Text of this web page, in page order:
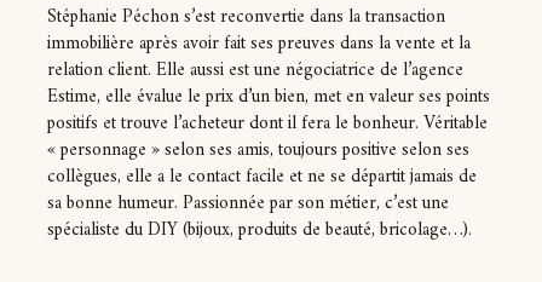
Stéphanie Péchon s’est reconvertie dans la transaction
immobilière après avoir fait ses preuves dans la vente et la
relation client. Elle aussi est une négociatrice de l’agence
Estime, elle évalue le prix d’un bien, met en valeur ses points
positifs et trouve l’acheteur dont il fera le bonheur. Véritable
« personnage » selon ses amis, toujours positive selon ses
collègues, elle a le contact facile et ne se départit jamais de
sa bonne humeur. Passionnée par son métier, c’est une
spécialiste du DIY (bijoux, produits de beauté, bricolage…).